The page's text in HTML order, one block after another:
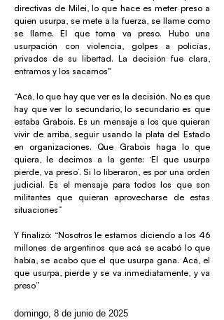
directivas de Milei, lo que hace es meter preso a
quien usurpa, se mete a la fuerza, se llame como
se llame. El que toma va preso. Hubo una
usurpación con violencia, golpes a policías,
privados de su libertad. La decisión fue clara,
entramos y los sacamos"
“Acá, lo que hay que ver es la decisión. No es que
hay que ver lo secundario, lo secundario es que
estaba Grabois. Es un mensaje a los que quieran
vivir de arriba, seguir usando la plata del Estado
en organizaciones. Que Grabois haga lo que
quiera, le decimos a la gente: ‘El que usurpa
pierde, va preso’. Si lo liberaron, es por una orden
judicial. Es el mensaje para todos los que son
militantes que quieran aprovecharse de estas
situaciones”
Y finalizó: “Nosotros le estamos diciendo a los 46
millones de argentinos que acá se acabó lo que
había, se acabó que el que usurpa gana. Acá, el
que usurpa, pierde y se va inmediatamente, y va
preso”
domingo, 8 de junio de 2025